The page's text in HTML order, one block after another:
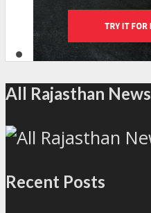
All Rajasthan News
Recent Posts